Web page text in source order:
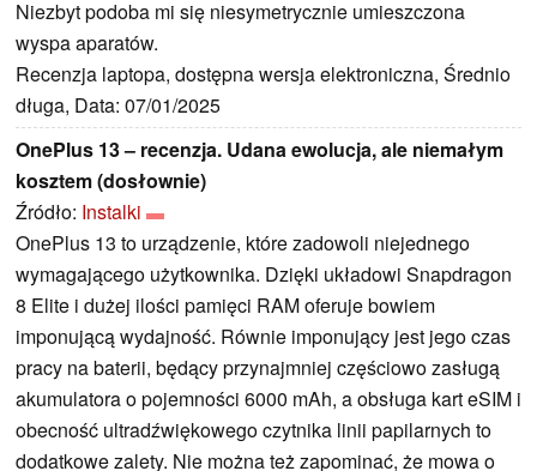
Niezbyt podoba mi się niesymetrycznie umieszczona
wyspa aparatów.
Recenzja laptopa, dostępna wersja elektroniczna, Średnio
długa, Data: 07/01/2025
OnePlus 13 – recenzja. Udana ewolucja, ale niemałym
kosztem (dosłownie)
Źródło: Instalki
OnePlus 13 to urządzenie, które zadowoli niejednego
wymagającego użytkownika. Dzięki układowi Snapdragon
8 Elite i dużej ilości pamięci RAM oferuje bowiem
imponującą wydajność. Równie imponujący jest jego czas
pracy na baterii, będący przynajmniej częściowo zasługą
akumulatora o pojemności 6000 mAh, a obsługa kart eSIM i
obecność ultradźwiękowego czytnika linii papilarnych to
dodatkowe zalety. Nie można też zapominać, że mowa o